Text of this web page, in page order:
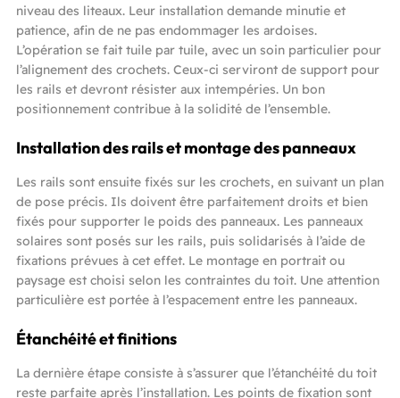
niveau des liteaux. Leur installation demande minutie et
patience, afin de ne pas endommager les ardoises.
L’opération se fait tuile par tuile, avec un soin particulier pour
l’alignement des crochets. Ceux-ci serviront de support pour
les rails et devront résister aux intempéries. Un bon
positionnement contribue à la solidité de l’ensemble.
Installation des rails et montage des panneaux
Les rails sont ensuite fixés sur les crochets, en suivant un plan
de pose précis. Ils doivent être parfaitement droits et bien
fixés pour supporter le poids des panneaux. Les panneaux
solaires sont posés sur les rails, puis solidarisés à l’aide de
fixations prévues à cet effet. Le montage en portrait ou
paysage est choisi selon les contraintes du toit. Une attention
particulière est portée à l’espacement entre les panneaux.
Étanchéité et finitions
La dernière étape consiste à s’assurer que l’étanchéité du toit
reste parfaite après l’installation. Les points de fixation sont